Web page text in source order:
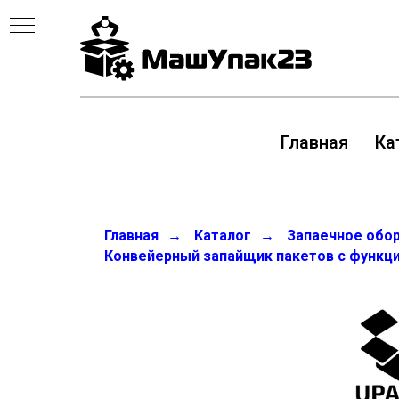
Главная
Главная → Каталог → Запаечное
Конвейерный запайщик пакетов с